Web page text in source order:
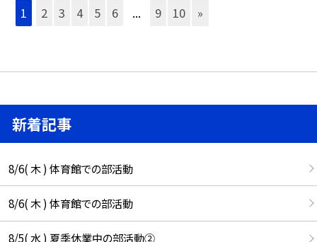
1 2 3 4 5 6 ... 9 10 »
新着記事
8/6( 木 ) 体育館での部活動
8/6( 木 ) 体育館での部活動
8/5( 水 ) 夏季休業中の部活動②